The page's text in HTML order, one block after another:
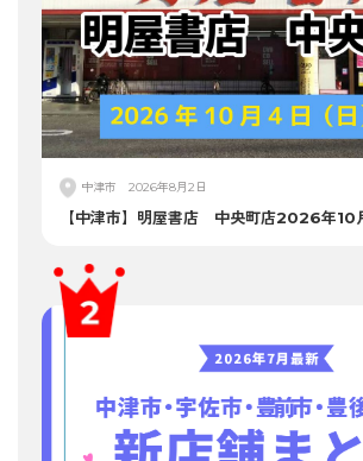
中津市 2026年8月2日
【中津市】明屋書店 中央町店2026年10